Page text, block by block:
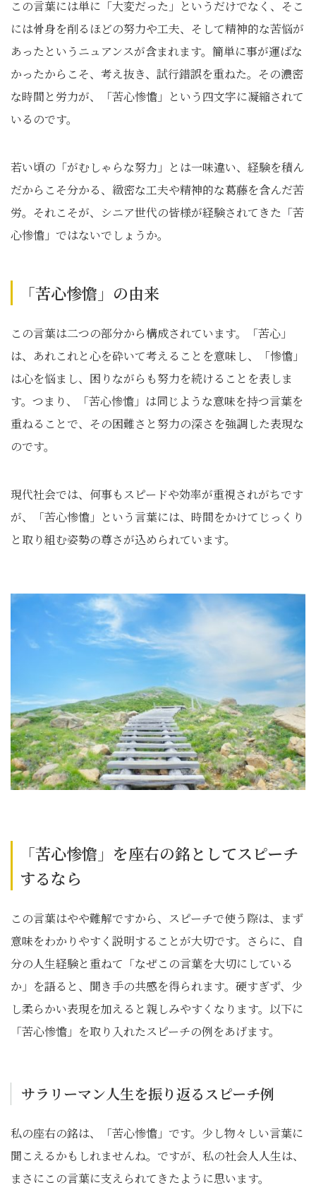
この言葉には単に「大変だった」というだけでなく、そこ
には骨身を削るほどの努力や工夫、そして精神的な苦悩が
あったというニュアンスが含まれます。簡単に事が運ばな
かったからこそ、考え抜き、試行錯誤を重ねた。その濃密
な時間と労力が、「苦心惨憺」という四文字に凝縮されて
いるのです。
若い頃の「がむしゃらな努力」とは一味違い、経験を積ん
だからこそ分かる、緻密な工夫や精神的な葛藤を含んだ苦
労。それこそが、シニア世代の皆様が経験されてきた「苦
心惨憺」ではないでしょうか。
「苦心惨憺」の由来
この言葉は二つの部分から構成されています。「苦心」
は、あれこれと心を砕いて考えることを意味し、「惨憺」
は心を悩まし、困りながらも努力を続けることを表しま
す。つまり、「苦心惨憺」は同じような意味を持つ言葉を
重ねることで、その困難さと努力の深さを強調した表現な
のです。
現代社会では、何事もスピードや効率が重視されがちです
が、「苦心惨憺」という言葉には、時間をかけてじっくり
と取り組む姿勢の尊さが込められています。
「苦心惨憺」を座右の銘としてスピーチ
するなら
この言葉はやや難解ですから、スピーチで使う際は、まず
意味をわかりやすく説明することが大切です。さらに、自
分の人生経験と重ねて「なぜこの言葉を大切にしている
か」を語ると、聞き手の共感を得られます。硬すぎず、少
し柔らかい表現を加えると親しみやすくなります。以下に
「苦心惨憺」を取り入れたスピーチの例をあげます。
サラリーマン人生を振り返るスピーチ例
私の座右の銘は、「苦心惨憺」です。少し物々しい言葉に
聞こえるかもしれませんね。ですが、私の社会人人生は、
まさにこの言葉に支えられてきたように思います。